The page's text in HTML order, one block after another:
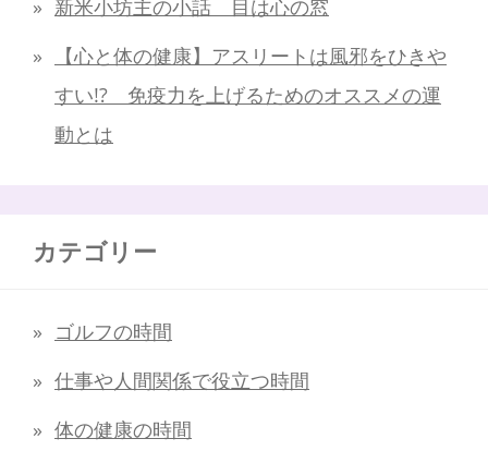
新米小坊主の小話 目は心の窓
【心と体の健康】アスリートは風邪をひきや
すい!? 免疫力を上げるためのオススメの運
動とは
カテゴリー
ゴルフの時間
仕事や人間関係で役立つ時間
体の健康の時間